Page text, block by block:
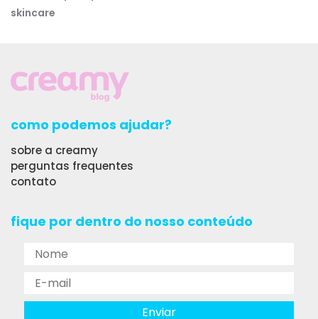
skincare
como podemos ajudar?
sobre a creamy
perguntas frequentes
contato
fique por dentro do nosso conteúdo